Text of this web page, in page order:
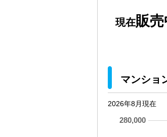
現在販売
マンショ
2026年8月現在
280,000